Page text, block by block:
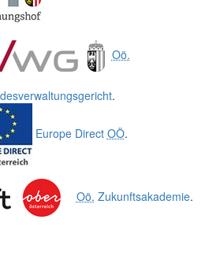
Oö.
.
Europe Direct OÖ.
Oö. Zukunftsakademie.